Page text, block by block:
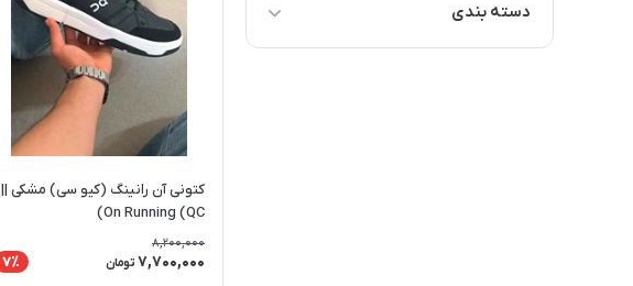
دسته بندی
ست زنانه و مردانه
کتونی آن رانینگ (کیو سی) مشکی ||
On Running (QC)
8,200,000
7,700,000 تومان 7٪